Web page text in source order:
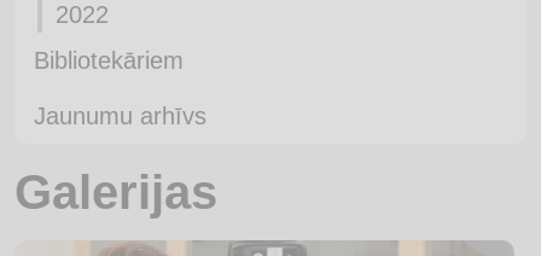
2022
Bibliotekāriem
Jaunumu arhīvs
Galerijas